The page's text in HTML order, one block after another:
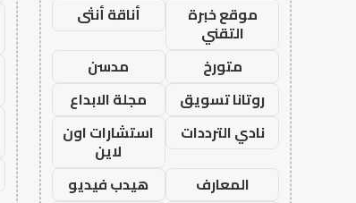
موقع خبرة
التقني
أناقة أنثى
متورخ
مدسن
روتانا تسويق
مجلة الابداع
نادي الترددات
استشارات اون
لاين
المعارف
هيدب فيديو